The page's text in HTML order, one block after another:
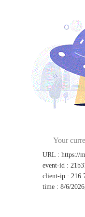
Your
URL : https://
event-id :
client-ip :
time : 8/6/